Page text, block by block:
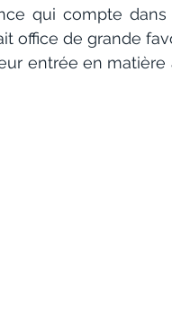
qui compte
office de grande
entrée en matière